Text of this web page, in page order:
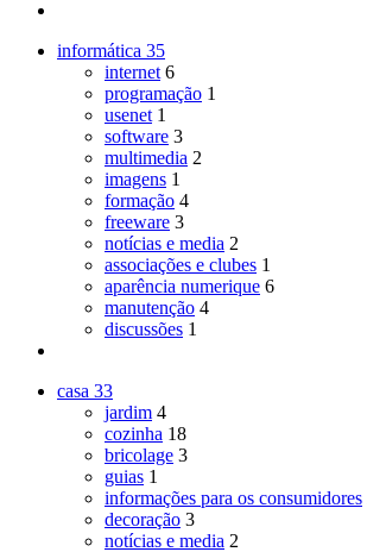
informática 35
internet 6
programação 1
usenet 1
software 3
multimedia 2
imagens 1
formação 4
freeware 3
notícias e media 2
associações e clubes 1
aparência numerique 6
manutenção 4
discussões 1
casa 33
jardim 4
cozinha 18
bricolage 3
guias 1
informações para os consumidores
decoração 3
notícias e media 2